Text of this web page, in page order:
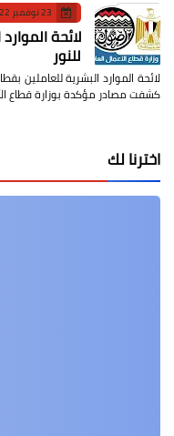
23 نوفمبر 2022
لائحة
للنور
لائحة الموارد البشرية للعاملين
كشفت مصادر مؤكدة بوزارة قطاع
اخترنا لك